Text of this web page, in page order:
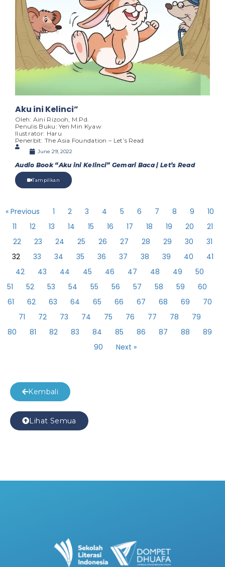
Aku ini Kelinci”
Oleh: Aini Rizooh, M.Pd.
Penulis Buku: Yen Min Kyaw
Ilustrator: Haru
Penerbit: The Asia Foundation – Let’s Read
June 29, 2022
Audio Book “Aku ini Kelinci” Gemari Baca | Let’s Read
Tampilkan
« Previous 1 2 3 4 5 6 7 8 9
10
11
12 13 14 15 16 17 18 19 20
21
22
23 24 25 26 27 28 29 30
31
32
33 34 35 36 37 38 39 40
41
42
43 44 45 46 47 48 49
50
51
52 53 54 55 56 57 58 59
60
61
62 63 64 65 66 67 68 69
70
71
72 73 74 75 76 77 78
79
80
81 82 83 84 85 86 87 88
89
90
Next »
Kembali
Lihat Semua